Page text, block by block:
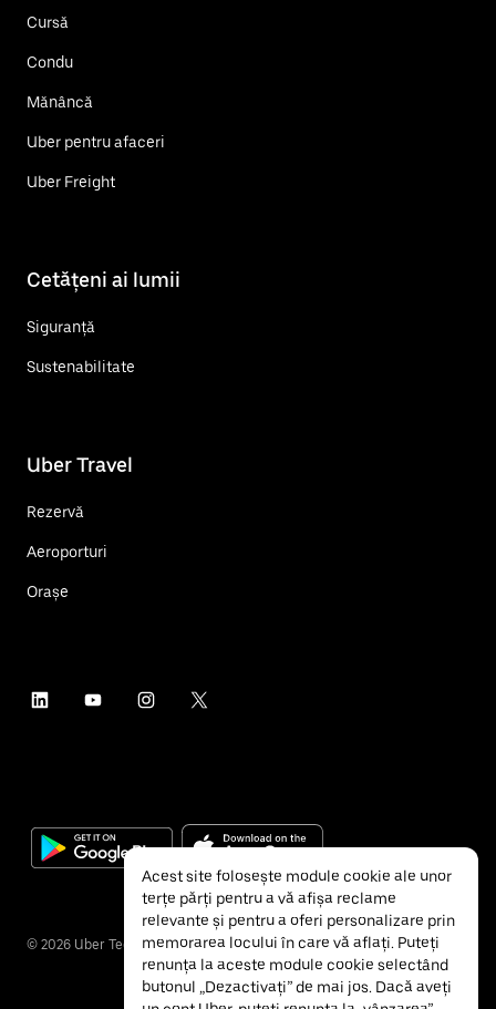
Cursă
Condu
Mănâncă
Uber pentru afaceri
Uber Freight
Cetățeni ai lumii
Siguranță
Sustenabilitate
Uber Travel
Rezervă
Aeroporturi
Orașe
© 2026 Uber Technologies Inc.
Acest site folosește module cookie ale unor
terțe părți pentru a vă afișa reclame
relevante și pentru a oferi personalizare prin
memorarea locului în care vă aflați. Puteți
renunța la aceste module cookie selectând
butonul „Dezactivați” de mai jos. Dacă aveți